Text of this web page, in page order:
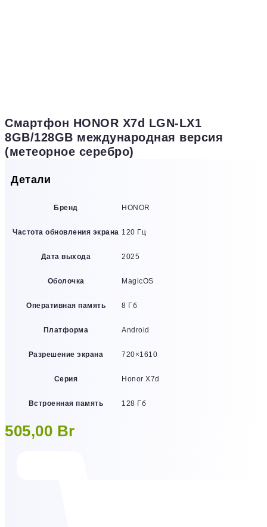
Смартфон HONOR X7d LGN-LX1
8GB/128GB международная версия
(метеорное серебро)
Детали
Бренд HONOR
Частота обновления экрана 120 Гц
Дата выхода 2025
Оболочка MagicOS
Оперативная память 8 Гб
Платформа Android
Разрешение экрана 720×1610
Серия Honor X7d
Встроенная память 128 Гб
505,00 Br